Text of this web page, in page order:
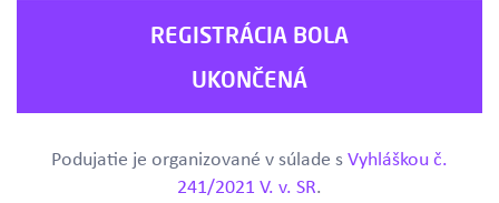
REGISTRÁCIA BOLA
UKONČENÁ
Podujatie je organizované v súlade s Vyhláškou č.
241/2021 V. v. SR.